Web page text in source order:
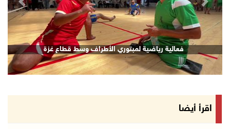
فعالية رياضية لمبتوري الأطراف وسط قطاع غزة
Next
اقرأ أيضا